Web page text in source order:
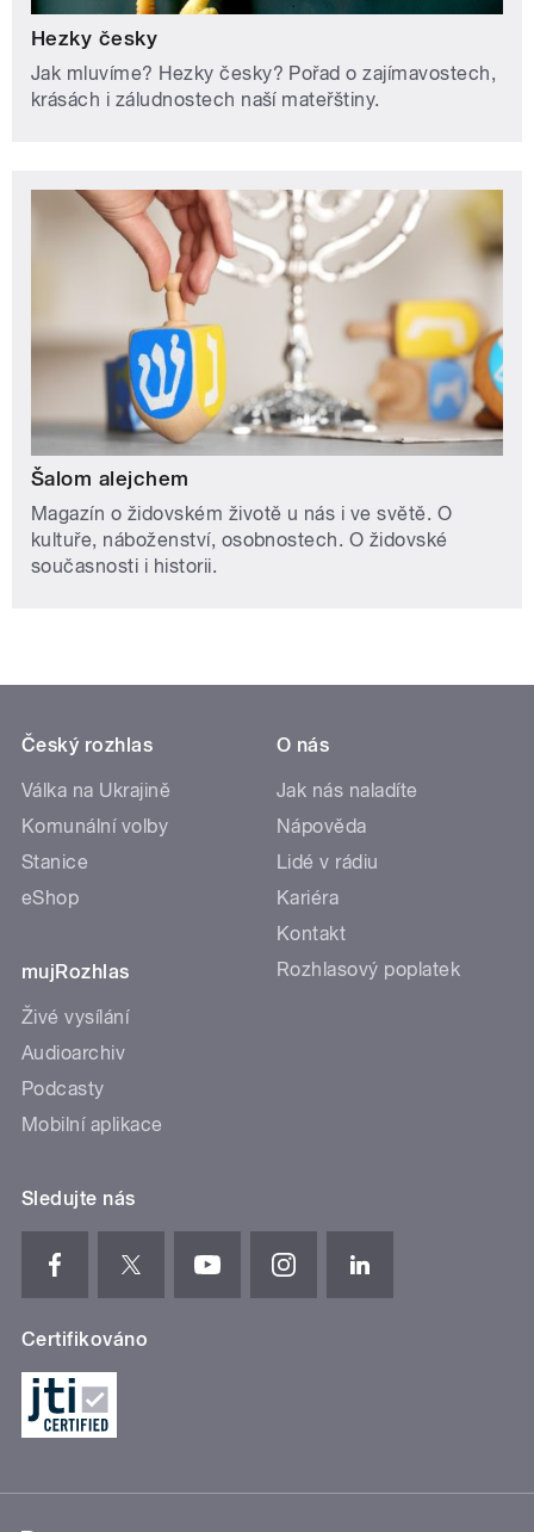
Hezky česky
Jak mluvíme? Hezky česky? Pořad o zajímavostech,
krásách i záludnostech naší mateřštiny.
Šalom alejchem
Magazín o židovském životě u nás i ve světě. O
kultuře, náboženství, osobnostech. O židovské
současnosti i historii.
Český rozhlas
Válka na Ukrajině
Komunální volby
Stanice
eShop
mujRozhlas
Živé vysílání
Audioarchiv
Podcasty
Mobilní aplikace
O nás
Jak nás naladíte
Nápověda
Lidé v rádiu
Kariéra
Kontakt
Rozhlasový poplatek
Sledujte nás
Certifikováno